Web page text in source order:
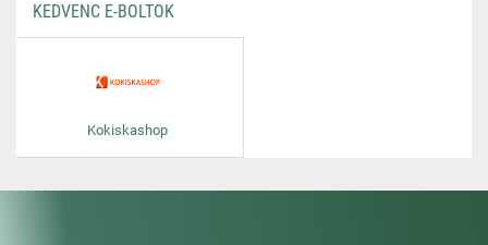
KEDVENC E-BOLTOK
Kokiskashop